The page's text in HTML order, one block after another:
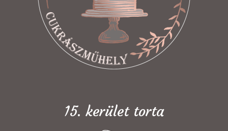
15. kerület torta